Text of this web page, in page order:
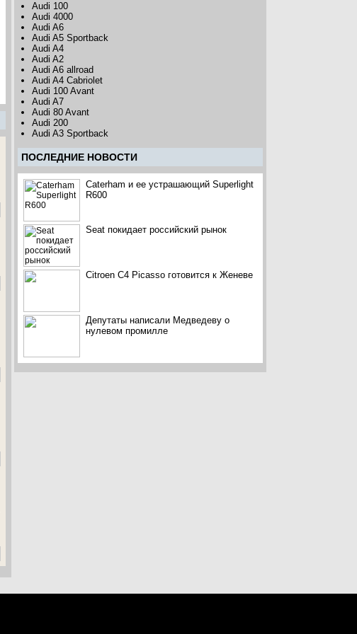
Audi 100
Audi 4000
Audi A6
Audi A5 Sportback
Audi A4
Audi A2
Audi A6 allroad
Audi A4 Cabriolet
Audi 100 Avant
Audi A7
Audi 80 Avant
Audi 200
Audi A3 Sportback
ПОCЛЕДНИЕ НОВОСТИ
Caterham и ее устрашающий Superlight
R600
Seat покидает российский рынок
Citroen C4 Picasso готовится к Женеве
Депутаты написали Медведеву о
нулевом промилле